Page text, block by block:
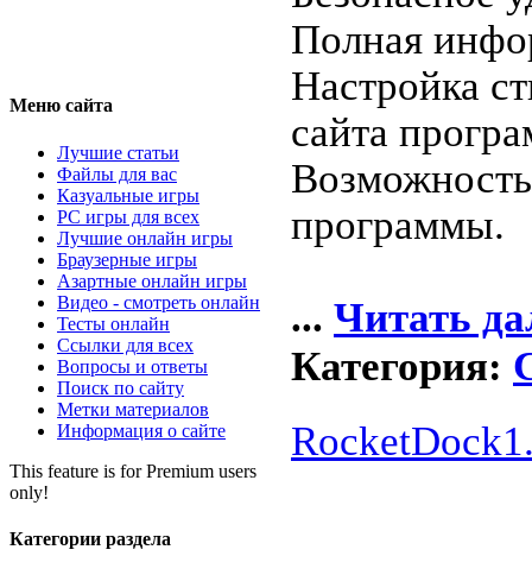
Меню сайта
Лучшие статьи
Файлы для вас
Казуальные игры
PC игры для всех
Лучшие онлайн игры
Браузерные игры
Азартные онлайн игры
Видео - смотреть онлайн
Тесты онлайн
Ссылки для всех
Вопросы и ответы
Поиск по сайту
Метки материалов
Информация о сайте
This feature is for Premium users
only!
Категории раздела
Полная
Настройка
сайта
программы.
... Читать
Категория: